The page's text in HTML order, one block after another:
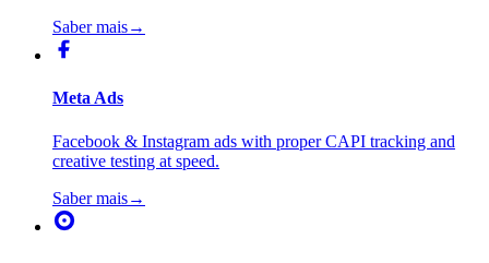
Saber mais→
Meta Ads
Facebook & Instagram ads with proper CAPI tracking and
creative testing at speed.
Saber mais→